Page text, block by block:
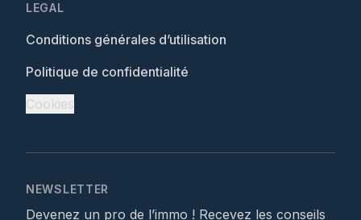
LEGAL
Conditions générales d’utilisation
Politique de confidentialité
Cookies
NEWSLETTER
Devenez un pro de l’immo ! Recevez les conseils